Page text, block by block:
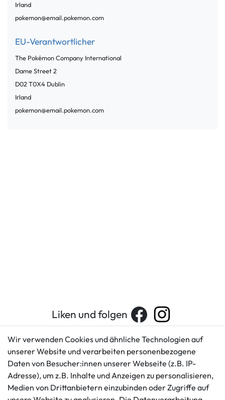
Irland
pokemon@email.pokemon.com
EU-Verantwortlicher
The Pokémon Company International
Dame Street2
D02 T0X4 Dublin
Irland
pokemon@email.pokemon.com
Liken und folgen
Kundenservice
+49 421 596586
Mo. - Fr. 9 - 16 Uhr
Rechtliches
AGB
Impressum
Datenschutzerklärung
Wir verwenden Cookies und ähnliche Technologien auf
unserer Website und verarbeiten personenbezogene
Daten von Besucher:innen unserer Webseite (z.B. IP-
Adresse), um z.B. Inhalte und Anzeigen zu personalisieren,
Medien von Drittanbietern einzubinden oder Zugriffe auf